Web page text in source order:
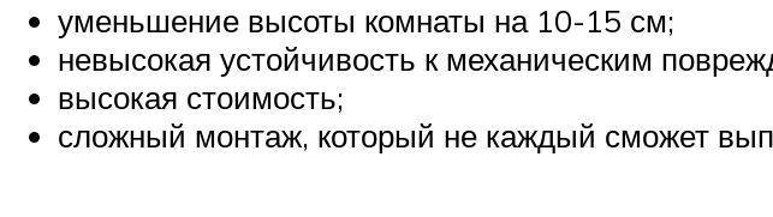
уменьшение высоты комнаты на 10-15 см;
невысокая устойчивость к механическим
высокая стоимость;
сложный монтаж, который не каждый сможет